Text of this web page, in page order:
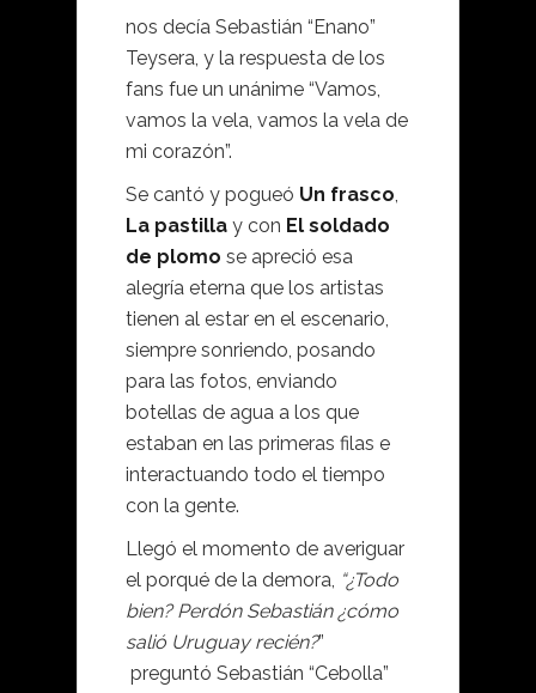
nos decía Sebastián “Enano”
Teysera, y la respuesta de los
fans fue un unánime “Vamos,
vamos la vela, vamos la vela de
mi corazón”.
Se cantó y pogueó Un frasco,
La pastilla y con El soldado
de plomo se apreció esa
alegría eterna que los artistas
tienen al estar en el escenario,
siempre sonriendo, posando
para las fotos, enviando
botellas de agua a los que
estaban en las primeras filas e
interactuando todo el tiempo
con la gente.
Llegó el momento de averiguar
el porqué de la demora, “¿Todo
bien? Perdón Sebastián ¿cómo
salió Uruguay recién?”
preguntó Sebastián “Cebolla”